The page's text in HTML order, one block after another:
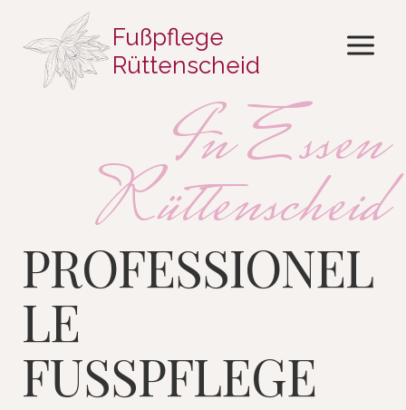
springen
Fußpflege
Rüttenscheid
In Essen
Rüttenscheid
PROFESSIONEL
LE
FUSSPFLEGE